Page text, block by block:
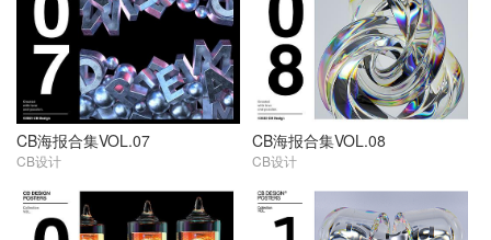
CB海报合集VOL.07
CB设计
CB海报合集VOL.08
CB设计